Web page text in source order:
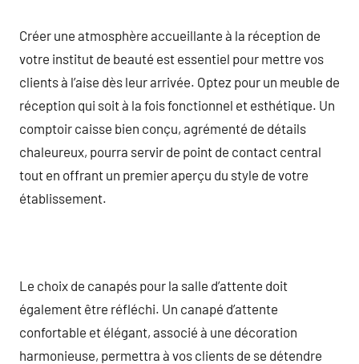
Créer une atmosphère accueillante à la réception de
votre institut de beauté est essentiel pour mettre vos
clients à l’aise dès leur arrivée. Optez pour un meuble de
réception qui soit à la fois fonctionnel et esthétique. Un
comptoir caisse bien conçu, agrémenté de détails
chaleureux, pourra servir de point de contact central
tout en offrant un premier aperçu du style de votre
établissement.
Le choix de canapés pour la salle d’attente doit
également être réfléchi. Un canapé d’attente
confortable et élégant, associé à une décoration
harmonieuse, permettra à vos clients de se détendre